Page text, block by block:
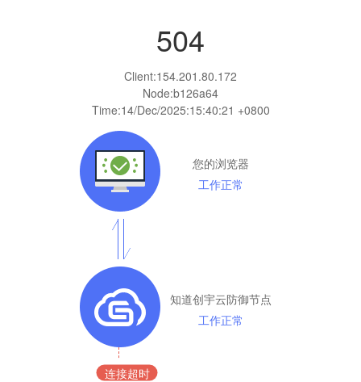
504
Client:154.201.80.172
Node:b126a64
Time:14/Dec/2025:15:40:21 +0800
您的浏览器
工作正常
知道创宇云防御节点
工作正常
连接超时